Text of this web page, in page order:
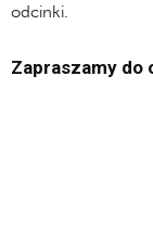
odcinki.
Zapraszamy do